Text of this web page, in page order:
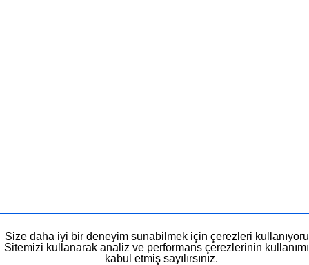
Size daha iyi bir deneyim sunabilmek için çerezleri
Sitemizi kullanarak analiz ve performans çerezlerinin
kabul etmiş sayılırsınız.